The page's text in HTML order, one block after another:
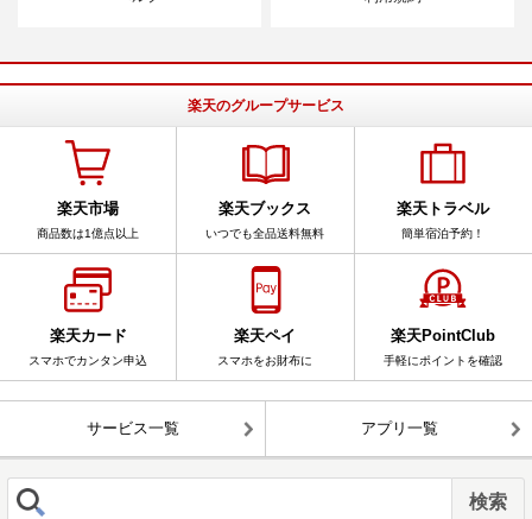
楽天のグループサービス
楽天市場
商品数は1億点以上
楽天ブックス
いつでも全品送料無料
楽天トラベル
簡単宿泊予約！
楽天カード
スマホでカンタン申込
楽天ペイ
スマホをお財布に
楽天PointClub
手軽にポイントを確認
サービス一覧 アプリ一覧